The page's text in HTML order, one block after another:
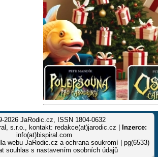
2026 JaRodic.cz, ISSN 1804-0632
s.r.o., kontakt: redakce(at)jarodic.cz |
Inzerce:
info(at)bispiral.com
webu JaRodic.cz a ochrana soukromí | pg(6533)
souhlas s nastavením osobních údajů